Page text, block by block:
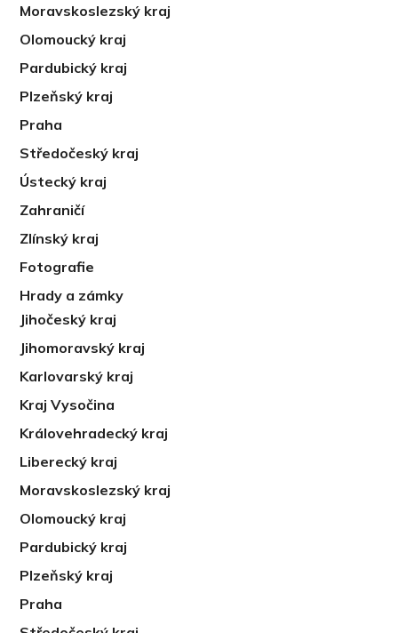
Moravskoslezský kraj
Olomoucký kraj
Pardubický kraj
Plzeňský kraj
Praha
Středočeský kraj
Ústecký kraj
Zahraničí
Zlínský kraj
Fotografie
Hrady a zámky
Jihočeský kraj
Jihomoravský kraj
Karlovarský kraj
Kraj Vysočina
Královehradecký kraj
Liberecký kraj
Moravskoslezský kraj
Olomoucký kraj
Pardubický kraj
Plzeňský kraj
Praha